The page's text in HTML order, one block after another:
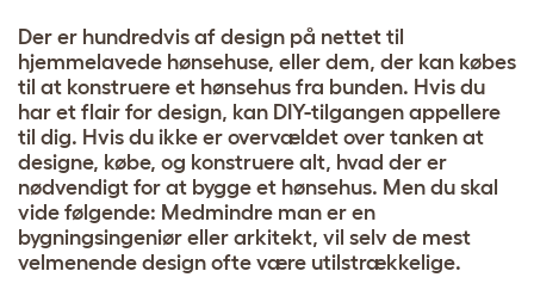
Der er hundredvis af design på nettet til
hjemmelavede hønsehuse, eller dem, der kan købes
til at konstruere et hønsehus fra bunden. Hvis du
har et flair for design, kan DIY-tilgangen appellere
til dig. Hvis du ikke er overvældet over tanken at
designe, købe, og konstruere alt, hvad der er
nødvendigt for at bygge et hønsehus. Men du skal
vide følgende: Medmindre man er en
bygningsingeniør eller arkitekt, vil selv de mest
velmenende design ofte være utilstrækkelige.